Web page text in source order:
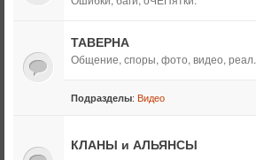
ТАВЕРНА
Общение, споры, фото, видео, реал.
Подразделы: Видео
КЛАНЫ и АЛЬЯНСЫ